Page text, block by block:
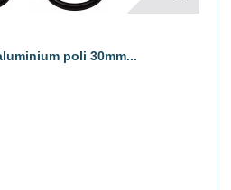
poli 30mm...